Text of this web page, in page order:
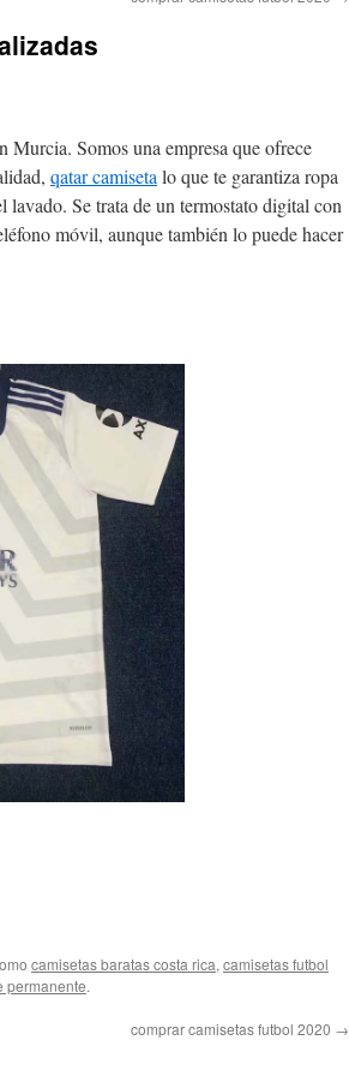
Murcia. Somos una empresa que ofrece
qatar camiseta lo que te garantiza ropa
Se trata de un termostato digital con
móvil, aunque también lo puede hacer
camisetas baratas costa rica, camisetas futbol
permanente.
comprar camisetas futbol 2020 →